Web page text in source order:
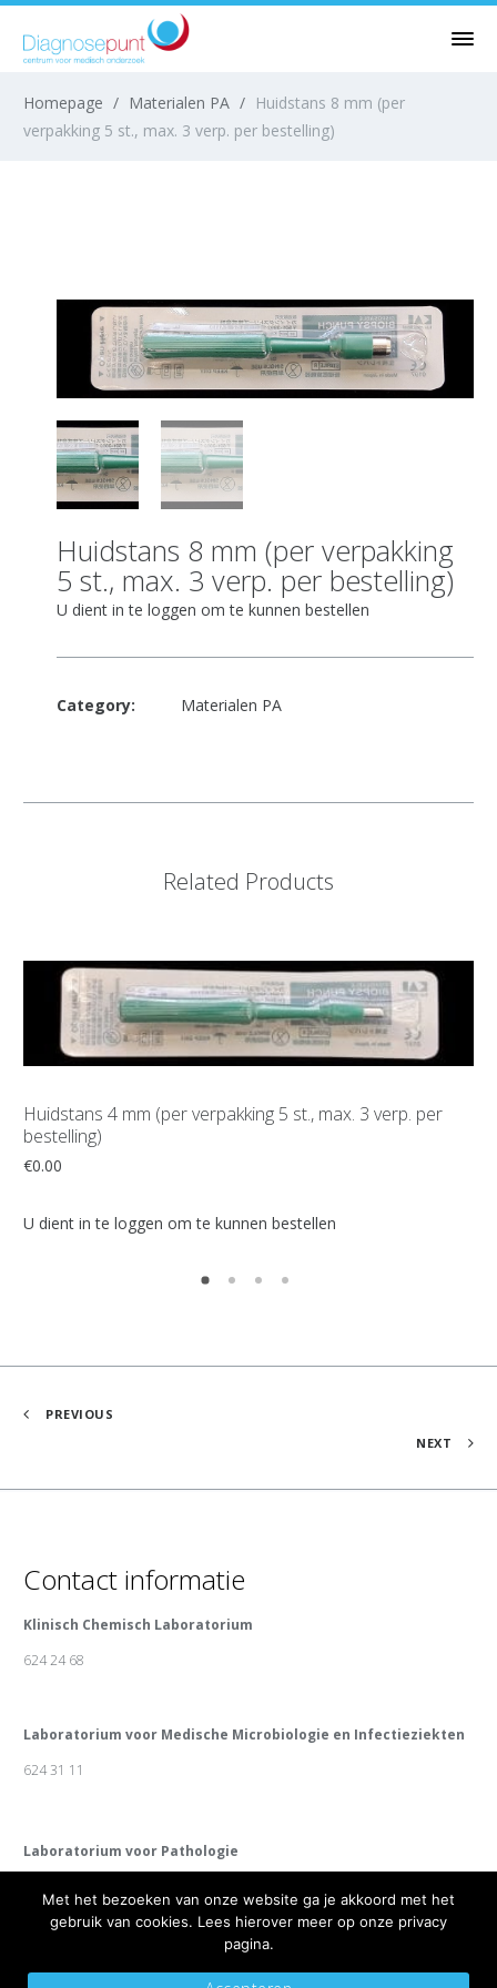
Homepage / Materialen PA / Huidstans 8 mm (per
verpakking 5 st., max. 3 verp. per bestelling)
Huidstans 8 mm (per verpakking
5 st., max. 3 verp. per bestelling)
U dient in te loggen om te kunnen bestellen
Category: Materialen PA
Related Products
Add to Cart
Huidstans 4 mm (per verpakking 5 st., max. 3 verp. per
bestelling)
€0.00
U dient in te loggen om te kunnen bestellen
PREVIOUS
NEXT
Contact informatie
Klinisch Chemisch Laboratorium
624 24 68
Laboratorium voor Medische Microbiologie en Infectieziekten
624 31 11
Laboratorium voor Pathologie
Met het bezoeken van onze website ga je akkoord met het
gebruik van cookies. Lees hierover meer op onze privacy
pagina.